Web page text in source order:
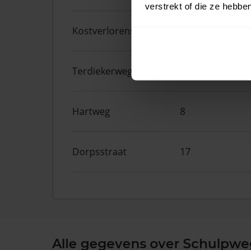
verstrekt of die ze
Kostverlorenstraat
Terdiekerweg
Hartweg 8
Dorpsstraat 17
Alle gegevens over